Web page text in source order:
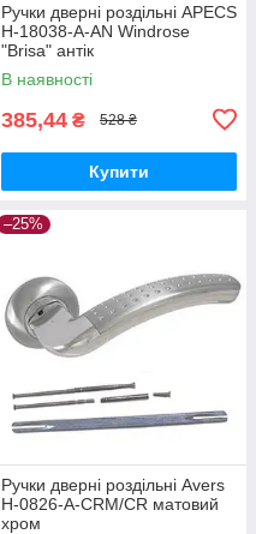
Ручки дверні роздільні APECS
H-18038-A-AN Windrose
"Brisa" антік
В наявності
385,44 ₴ 528 ₴
Купити
–25%
Ручки дверні роздільні Avers
H-0826-A-CRM/CR матовий
хром